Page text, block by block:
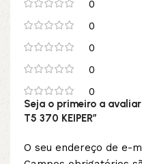
0
0
0
0
0
Seja o primeiro a avaliar
T5 370 KEIPER”
O seu endereço de e-